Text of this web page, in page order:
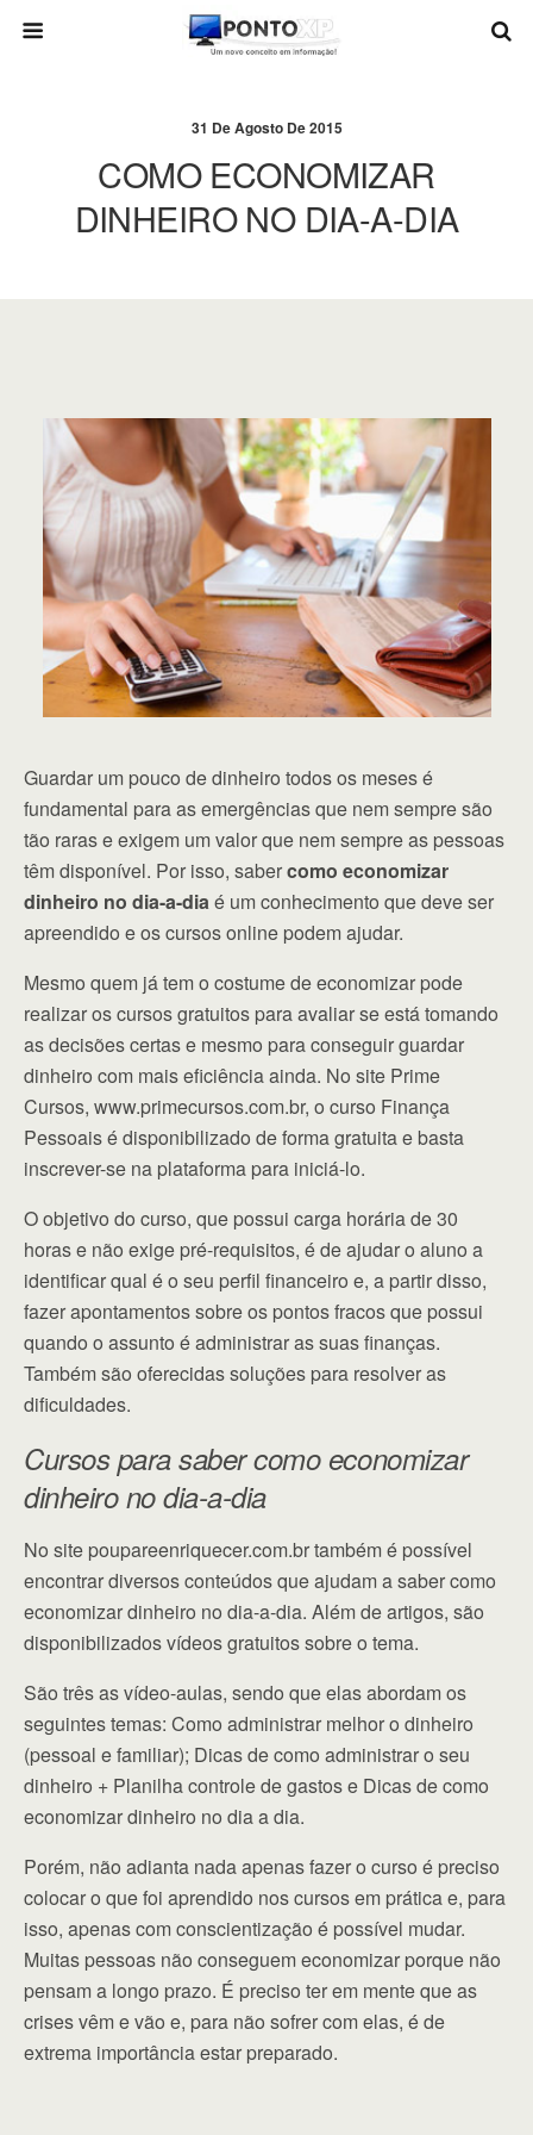
31 De Agosto De 2015
COMO ECONOMIZAR
DINHEIRO NO DIA-A-DIA
Guardar um pouco de dinheiro todos os meses é
fundamental para as emergências que nem sempre são
tão raras e exigem um valor que nem sempre as pessoas
têm disponível. Por isso, sabercomo economizar
dinheiro no dia-a-diaé um conhecimento que deve ser
apreendido e os cursos online podem ajudar.
Mesmo quem já tem o costume de economizar pode
realizar os cursos gratuitos para avaliar se está tomando
as decisões certas e mesmo para conseguir guardar
dinheiro com mais eficiência ainda. No site Prime
Cursos, www.primecursos.com.br, o curso Finança
Pessoais é disponibilizado de forma gratuita e basta
inscrever-se na plataforma para iniciá-lo.
O objetivo do curso, que possui carga horária de 30
horas e não exige pré-requisitos, é de ajudar o aluno a
identificar qual é o seu perfil financeiro e, a partir disso,
fazer apontamentos sobre os pontos fracos que possui
quando o assunto é administrar as suas finanças.
Também são oferecidas soluções para resolver as
dificuldades.
Cursos para saber como economizar
dinheiro no dia-a-dia
No site poupareenriquecer.com.br também é possível
encontrar diversos conteúdos que ajudam a saber como
economizar dinheiro no dia-a-dia. Além de artigos, são
disponibilizados vídeos gratuitos sobre o tema.
São três as vídeo-aulas, sendo que elas abordam os
seguintes temas: Como administrar melhor o dinheiro
(pessoal e familiar); Dicas de como administrar o seu
dinheiro + Planilha controle de gastos e Dicas de como
economizar dinheiro no dia a dia.
Porém, não adianta nada apenas fazer o curso é preciso
colocar o que foi aprendido nos cursos em prática e, para
isso, apenas com conscientização é possível mudar.
Muitas pessoas não conseguem economizar porque não
pensam a longo prazo. É preciso ter em mente que as
crises vêm e vão e, para não sofrer com elas, é de
extrema importância estar preparado.